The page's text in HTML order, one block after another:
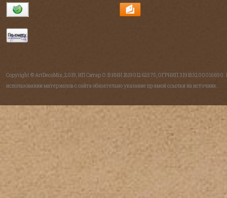
Copyright © ArtDecoMix, 2019, ИП Ситар О.В ИНН 181901262575, ОГРНИП 319183200016690.
использовании материалов с сайта обязательно указание прямой ссылки на источник.